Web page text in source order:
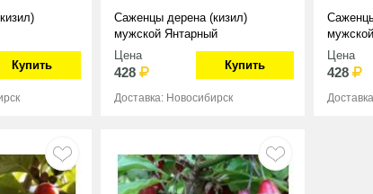
Купить
Саженцы дерена (кизил)
мужской Янтарный
Цена
428 Купить
Доставка: Новосибирск
Цена
428